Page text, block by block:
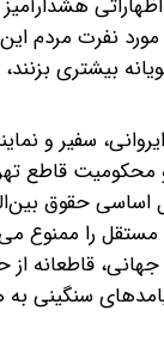
اظهاراتی
مورد نفرت
بیشتری
سفیر و
قاطع
مستقل را ممنوع
قاطعانه
پیامدهای